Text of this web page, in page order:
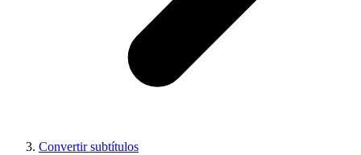
Convertir subtítulos